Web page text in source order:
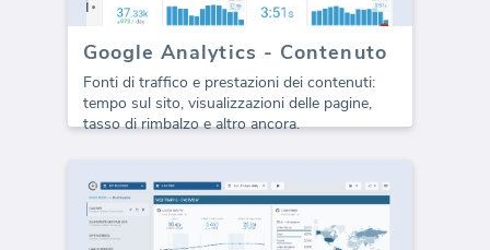
Google Analytics - Contenuto
Fonti di traffico e prestazioni dei contenuti:
tempo sul sito, visualizzazioni delle pagine,
tasso di rimbalzo e altro ancora.